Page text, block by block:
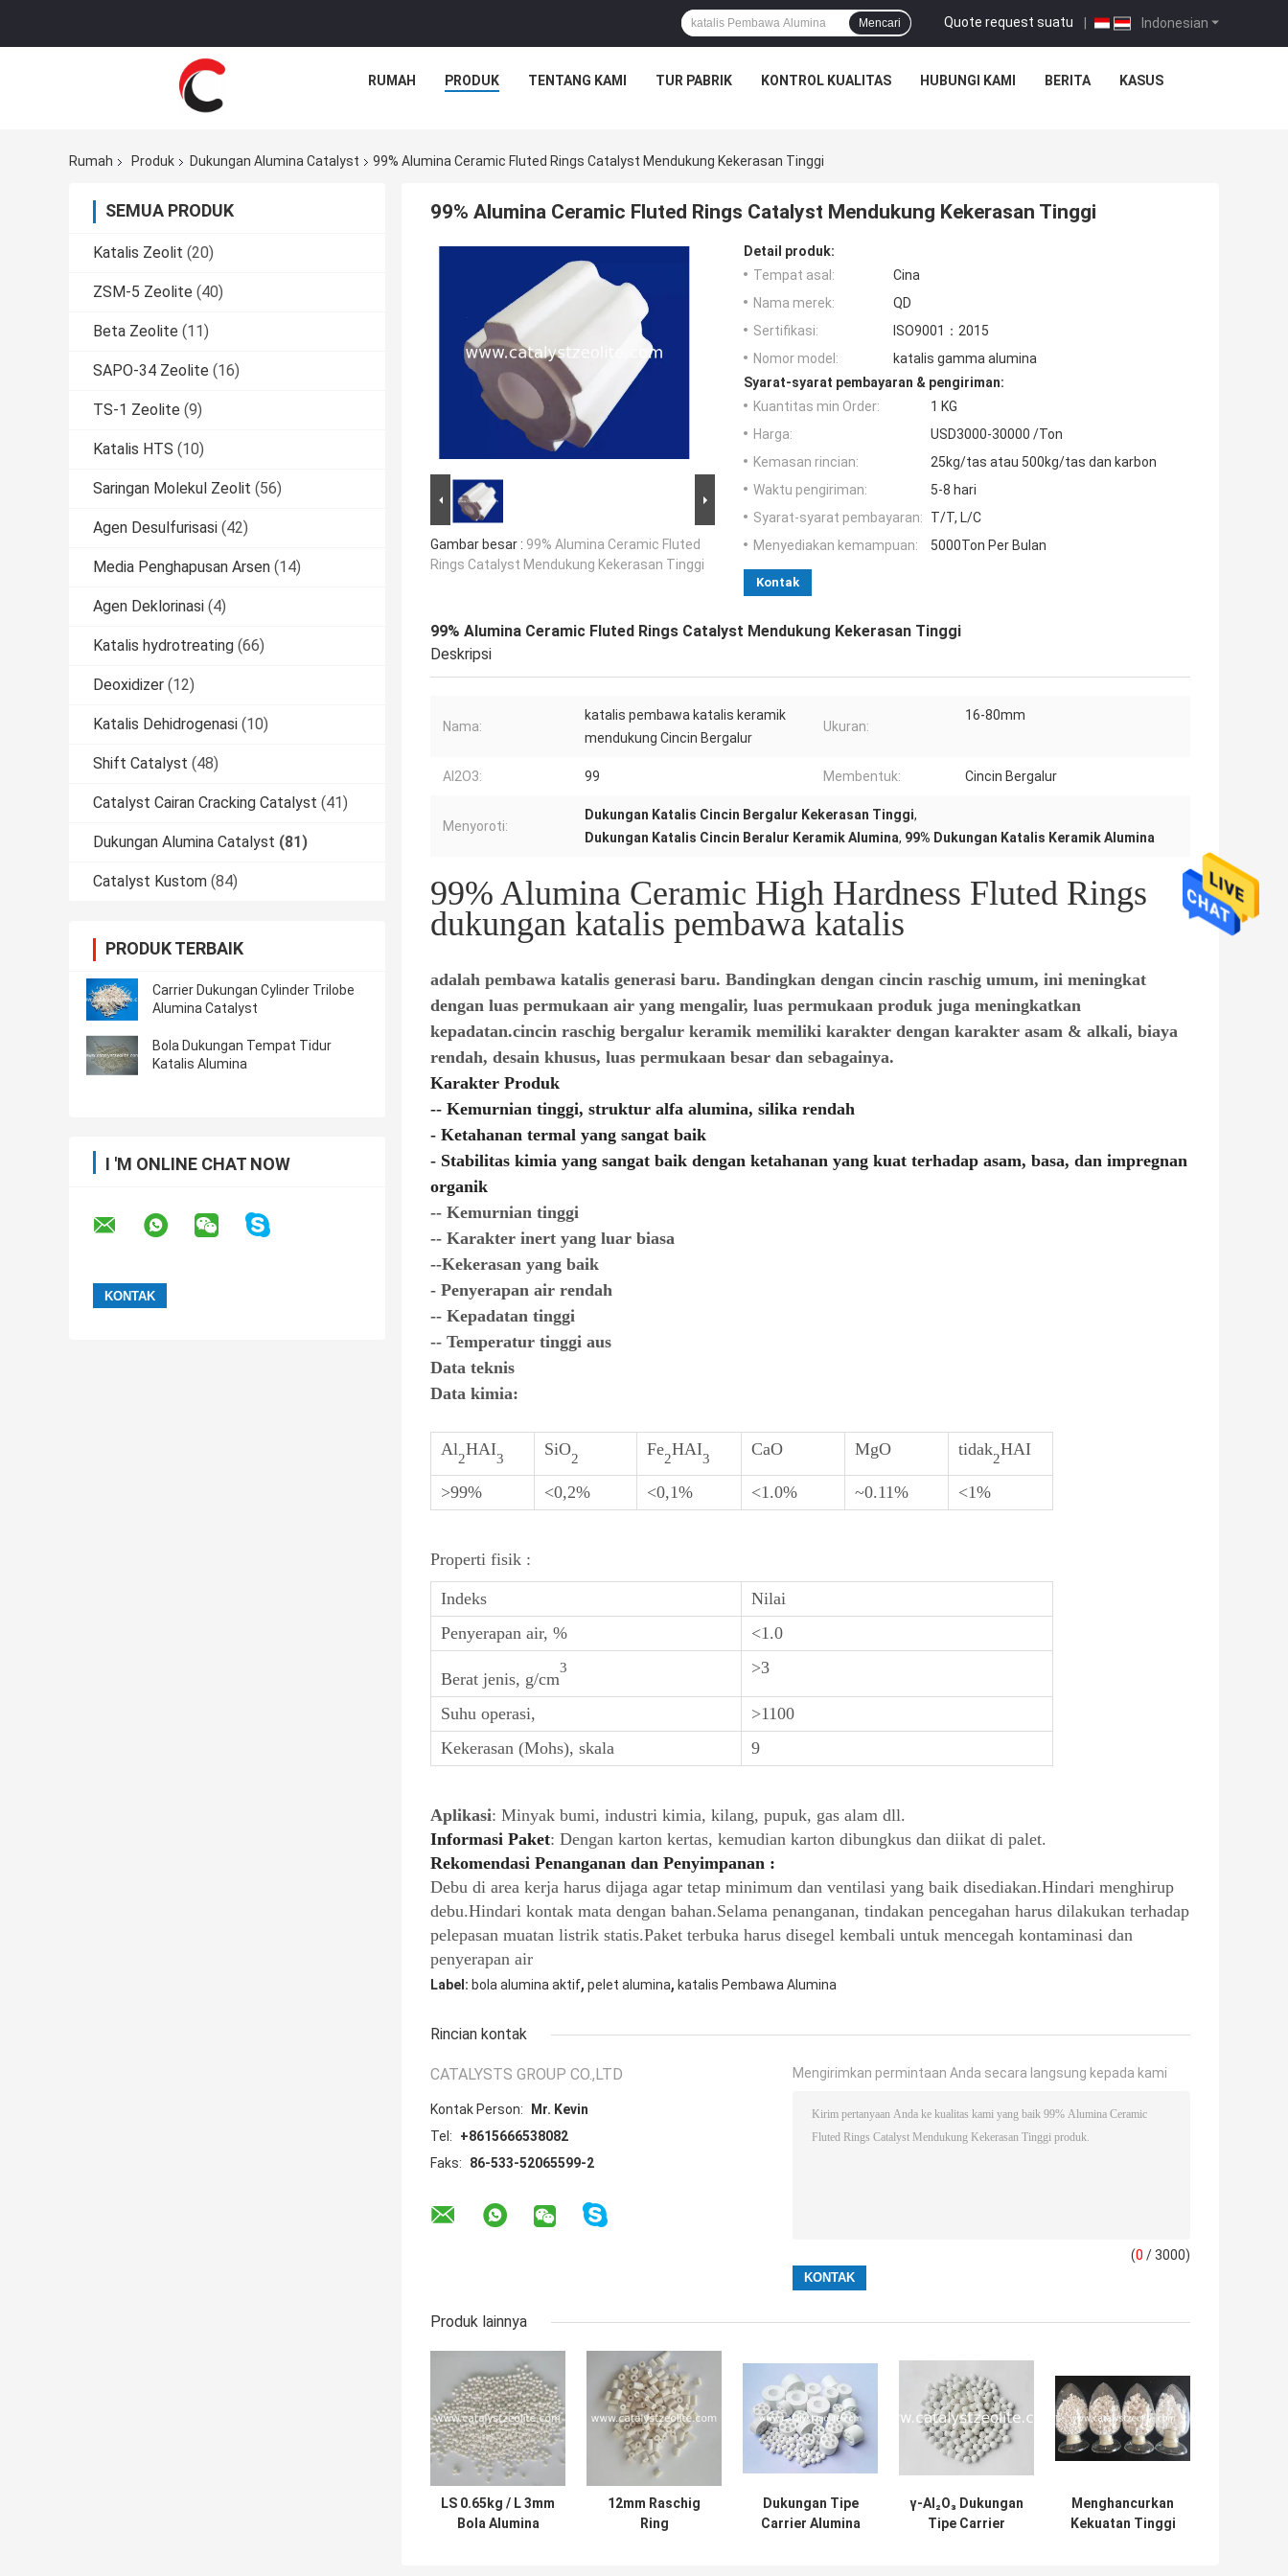
Indonesian
Quote request suatu |
Mencari
RUMAH PRODUK TENTANG KAMI TUR PABRIK KONTROL KUALITAS HUBUNGI KAMI BERITA KASUS
Rumah Produk Dukungan Alumina Catalyst 99% Alumina Ceramic Fluted Rings Catalyst Mendukung Kekerasan Tinggi
SEMUA PRODUK
Katalis Zeolit (20)
ZSM-5 Zeolite (40)
Beta Zeolite (11)
SAPO-34 Zeolite (16)
TS-1 Zeolite (9)
Katalis HTS (10)
Saringan Molekul Zeolit (56)
Agen Desulfurisasi (42)
Media Penghapusan Arsen (14)
Agen Deklorinasi (4)
Katalis hydrotreating (66)
Deoxidizer (12)
Katalis Dehidrogenasi (10)
Shift Catalyst (48)
Catalyst Cairan Cracking Catalyst (41)
Dukungan Alumina Catalyst (81)
Catalyst Kustom (84)
PRODUK TERBAIK
Carrier Dukungan Cylinder Trilobe
Alumina Catalyst
Bola Dukungan Tempat Tidur
Katalis Alumina
I 'M ONLINE CHAT NOW
99% Alumina Ceramic Fluted Rings Catalyst Mendukung Kekerasan Tinggi
Gambar besar : 99% Alumina Ceramic Fluted
Rings Catalyst Mendukung Kekerasan Tinggi
Detail produk:
Tempat asal:
Cina
Nama merek:
QD
Sertifikasi:
ISO9001：2015
Nomor model:
katalis gamma alumina
Syarat-syarat pembayaran & pengiriman:
Kuantitas min Order:
1 KG
Harga:
USD3000-30000 /Ton
Kemasan rincian:
25kg/tas atau 500kg/tas dan karbon
Waktu pengiriman:
5-8 hari
Syarat-syarat pembayaran:
T/T, L/C
Menyediakan kemampuan:
5000Ton Per Bulan
Kontak
99% Alumina Ceramic Fluted Rings Catalyst Mendukung Kekerasan Tinggi
Deskripsi
Nama:
katalis pembawa katalis keramik
mendukung Cincin Bergalur
Ukuran:
16-80mm
Al2O3: 99 Membentuk: Cincin Bergalur
Menyoroti:
Dukungan Katalis Cincin Bergalur Kekerasan Tinggi,
Dukungan Katalis Cincin Beralur Keramik Alumina, 99% Dukungan Katalis Keramik Alumina
99% Alumina Ceramic High Hardness Fluted Rings
dukungan katalis pembawa katalis
adalah pembawa katalis generasi baru. Bandingkan dengan cincin raschig umum, ini meningkat
dengan luas permukaan air yang mengalir, luas permukaan produk juga meningkatkan
kepadatan.cincin raschig bergalur keramik memiliki karakter dengan karakter asam & alkali, biaya
rendah, desain khusus, luas permukaan besar dan sebagainya.
Karakter Produk
-- Kemurnian tinggi, struktur alfa alumina, silika rendah
- Ketahanan termal yang sangat baik
- Stabilitas kimia yang sangat baik dengan ketahanan yang kuat terhadap asam, basa, dan impregnan
organik
-- Kemurnian tinggi
-- Karakter inert yang luar biasa
--Kekerasan yang baik
- Penyerapan air rendah
-- Kepadatan tinggi
-- Temperatur tinggi aus
Data teknis
Data kimia:
Al2HAI3 SiO2 Fe2HAI3 CaO MgO tidak2HAI
>99% <0,2% <0,1% <1.0% ~0.11% <1%
Properti fisik :
Indeks
Nilai
Penyerapan air, %
<1.0
Berat jenis, g/cm
3 >3
Suhu operasi,
>1100
Kekerasan (Mohs), skala
9
Aplikasi: Minyak bumi, industri kimia, kilang, pupuk, gas alam dll.
Informasi Paket: Dengan karton kertas, kemudian karton dibungkus dan diikat di palet.
Rekomendasi Penanganan dan Penyimpanan :
Debu di area kerja harus dijaga agar tetap minimum dan ventilasi yang baik disediakan.Hindari menghirup
debu.Hindari kontak mata dengan bahan.Selama penanganan, tindakan pencegahan harus dilakukan terhadap
pelepasan muatan listrik statis.Paket terbuka harus disegel kembali untuk mencegah kontaminasi dan
penyerapan air
Label: bola alumina aktif, pelet alumina, katalis Pembawa Alumina
Rincian kontak
CATALYSTS GROUP CO.,LTD
Kontak Person:
Mr. Kevin
Tel:
+8615666538082
Faks:
86-533-52065599-2
Mengirimkan permintaan Anda secara langsung kepada kami
(0 / 3000)
Produk lainnya
LS 0.65kg / L 3mm
Bola Alumina
12mm Raschig
Ring
Dukungan Tipe
Carrier Alumina
γ-Al₂O₃ Dukungan
Tipe Carrier
Menghancurkan
Kekuatan Tinggi